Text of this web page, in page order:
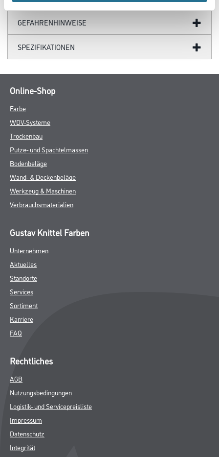
GEFAHRENHINWEISE
SPEZIFIKATIONEN
Online-Shop
Farbe
WDV-Systeme
Trockenbau
Putze- und Spachtelmassen
Bodenbeläge
Wand- & Deckenbeläge
Werkzeug & Maschinen
Verbrauchsmaterialien
Gustav Knittel Farben
Unternehmen
Aktuelles
Standorte
Services
Sortiment
Karriere
FAQ
Rechtliches
AGB
Nutzungsbedingungen
Logistik- und Servicepreisliste
Impressum
Datenschutz
Integrität